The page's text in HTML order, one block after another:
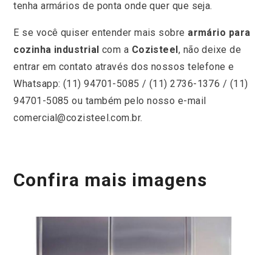
tenha armários de ponta onde quer que seja.
E se você quiser entender mais sobre armário para
cozinha industrial com a Cozisteel, não deixe de
entrar em contato através dos nossos telefone e
Whatsapp: (11) 94701-5085 / (11) 2736-1376 / (11)
94701-5085 ou também pelo nosso e-mail
comercial@cozisteel.com.br.
Confira mais imagens